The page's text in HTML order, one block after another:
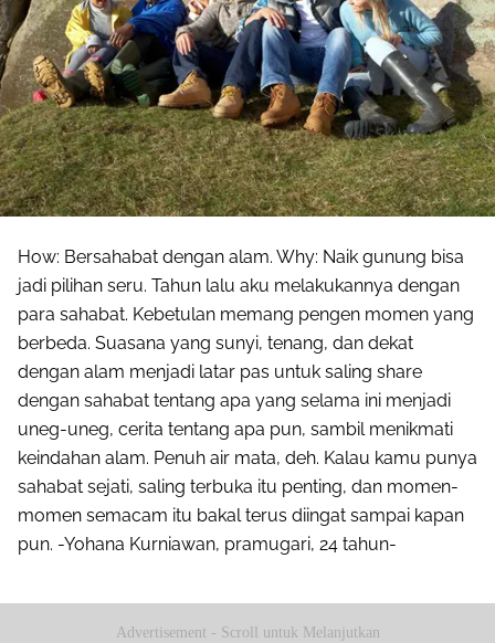
How: Bersahabat dengan alam. Why: Naik gunung bisa
jadi pilihan seru. Tahun lalu aku melakukannya dengan
para sahabat. Kebetulan memang pengen momen yang
berbeda. Suasana yang sunyi, tenang, dan dekat
dengan alam menjadi latar pas untuk saling share
dengan sahabat tentang apa yang selama ini menjadi
uneg-uneg, cerita tentang apa pun, sambil menikmati
keindahan alam. Penuh air mata, deh. Kalau kamu punya
sahabat sejati, saling terbuka itu penting, dan momen-
momen semacam itu bakal terus diingat sampai kapan
pun. -Yohana Kurniawan, pramugari, 24 tahun-
Advertisement - Scroll untuk Melanjutkan